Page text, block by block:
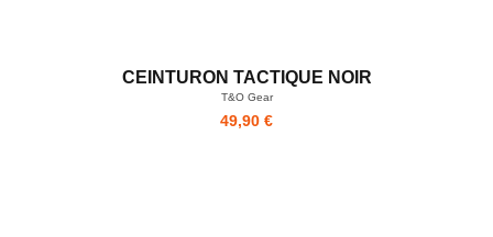
CEINTURON TACTIQUE NOIR
T&O Gear
49,90 €